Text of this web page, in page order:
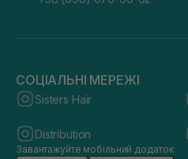
СОЦІАЛЬНІ МЕРЕЖІ
Sisters Hair
Distribution
Завантажуйте мобільний додаток